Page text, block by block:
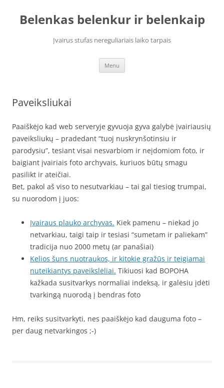
content
Belenkas belenkur ir belenkaip
Įvairus stufas nereguliariais laiko tarpais
Menu
Paveiksliukai
Paaiškėjo kad web serveryje gyvuoja gyva galybė įvairiausių
paveiksliukų – pradedant “tuoj nuskrynšotinsiu ir
parodysiu”, tesiant visai nesvarbiom ir neįdomiom foto, ir
baigiant įvairiais foto archyvais, kuriuos būtų smagu
pasilikt ir ateičiai.
Bet, pakol aš viso to nesutvarkiau – tai gal tiesiog trumpai,
su nuorodom į juos:
Įvairaus plauko archyvas. Kiek pamenu – niekad jo
netvarkiau, taigi taip ir tesiasi “sumetam ir paliekam”
tradicija nuo 2000 metų (ar panašiai)
Kelios šuns nuotraukos, ir kitokie gražūs ir teigiamai
nuteikiantys paveikslėliai. Tikiuosi kad BOPOHA
kažkada susitvarkys normaliai indeksą, ir galėsiu įdėti
tvarkingą nuorodą į bendras foto
Hm, reiks susitvarkyti, nes paaiškėjo kad dauguma foto –
per daug netvarkingos ;-)